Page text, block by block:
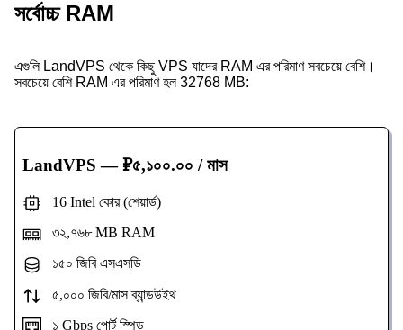
সর্বোচ্চ RAM
এগুলি LandVPS থেকে কিছু VPS যাদের RAM এর পরিমাণ সবচেয়ে বেশি।
সবচেয়ে বেশি RAM এর পরিমাণ হল 32768 MB:
LandVPS — ₽৫,১০০.০০ / মাস
16 Intel কোর (শেয়ার্ড)
৩২,৭৬৮ MB RAM
১৫০ জিবি এসএসডি
৫,০০০ জিবি/মাস ব্যান্ডউইথ
১ Gbps পোর্ট স্পিড